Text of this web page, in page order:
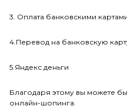
3. Оплата банковскими
4.Перевод на банковскую
5.Яндекс деньги
Благодаря этому вы можете
онлайн-шопинга.